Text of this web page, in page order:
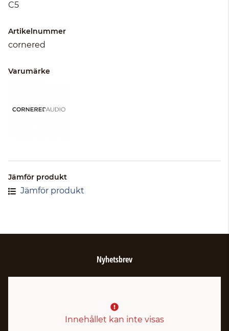
C5
Artikelnummer
cornered
Varumärke
Jämför produkt
Jämför produkt
Nyhetsbrev
Innehållet kan inte visas